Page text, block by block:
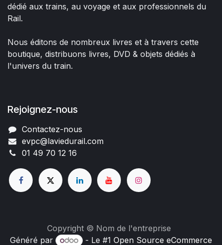
dédié aux trains, au voyage et aux professionnels du
Rail.
Nous éditons de nombreux livres et à travers cette
boutique, distribuons livres, DVD & objets dédiés à
l'univers du train.
Rejoignez-nous
Contactez-nous
evpc@laviedurail.com
01 49 70 12 16
Copyright © Nom de l'entreprise
Généré par
- Le #1 Open Source eCommerce